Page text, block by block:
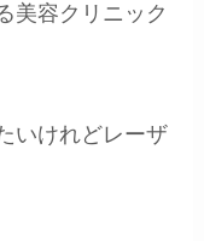
美容クリニック
いけれどレーザ